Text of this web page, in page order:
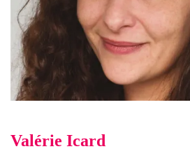
Valérie Icard